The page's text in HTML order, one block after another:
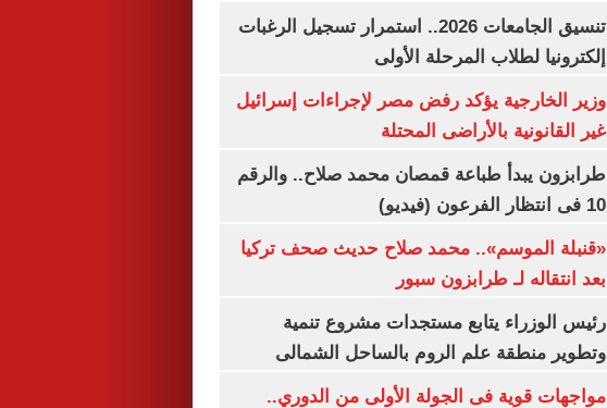
تنسيق الجامعات 2026.. استمرار تسجيل الرغبات
إلكترونيا لطلاب المرحلة الأولى
وزير الخارجية يؤكد رفض مصر لإجراءات إسرائيل
غير القانونية بالأراضى المحتلة
طرابزون يبدأ طباعة قمصان محمد صلاح.. والرقم
10 فى انتظار الفرعون (فيديو)
«قنبلة الموسم».. محمد صلاح حديث صحف تركيا
بعد انتقاله لـ طرابزون سبور
رئيس الوزراء يتابع مستجدات مشروع تنمية
وتطوير منطقة علم الروم بالساحل الشمالى
مواجهات قوية فى الجولة الأولى من الدوري..